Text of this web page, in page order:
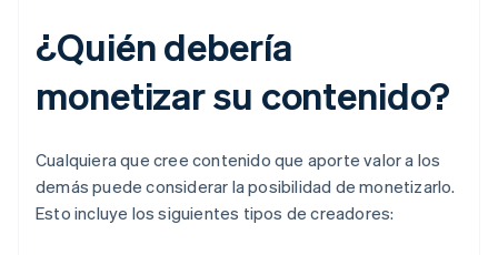
¿Quién debería
monetizar su contenido?
Cualquiera que cree contenido que aporte valor a los
demás puede considerar la posibilidad de monetizarlo.
Esto incluye los siguientes tipos de creadores: